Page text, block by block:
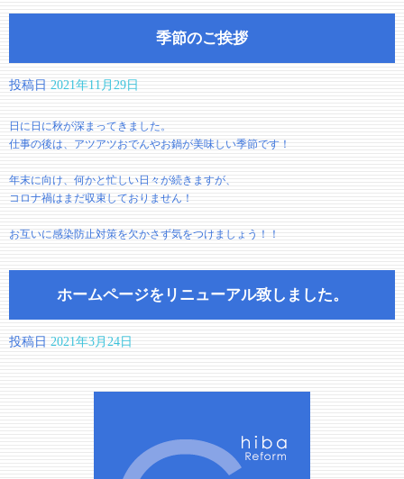
季節のご挨拶
投稿日 2021年11月29日
日に日に秋が深まってきました。
仕事の後は、アツアツおでんやお鍋が美味しい季節です！
年末に向け、何かと忙しい日々が続きますが、
コロナ禍はまだ収束しておりません！
お互いに感染防止対策を欠かさず気をつけましょう！！
ホームページをリニューアル致しました。
投稿日 2021年3月24日